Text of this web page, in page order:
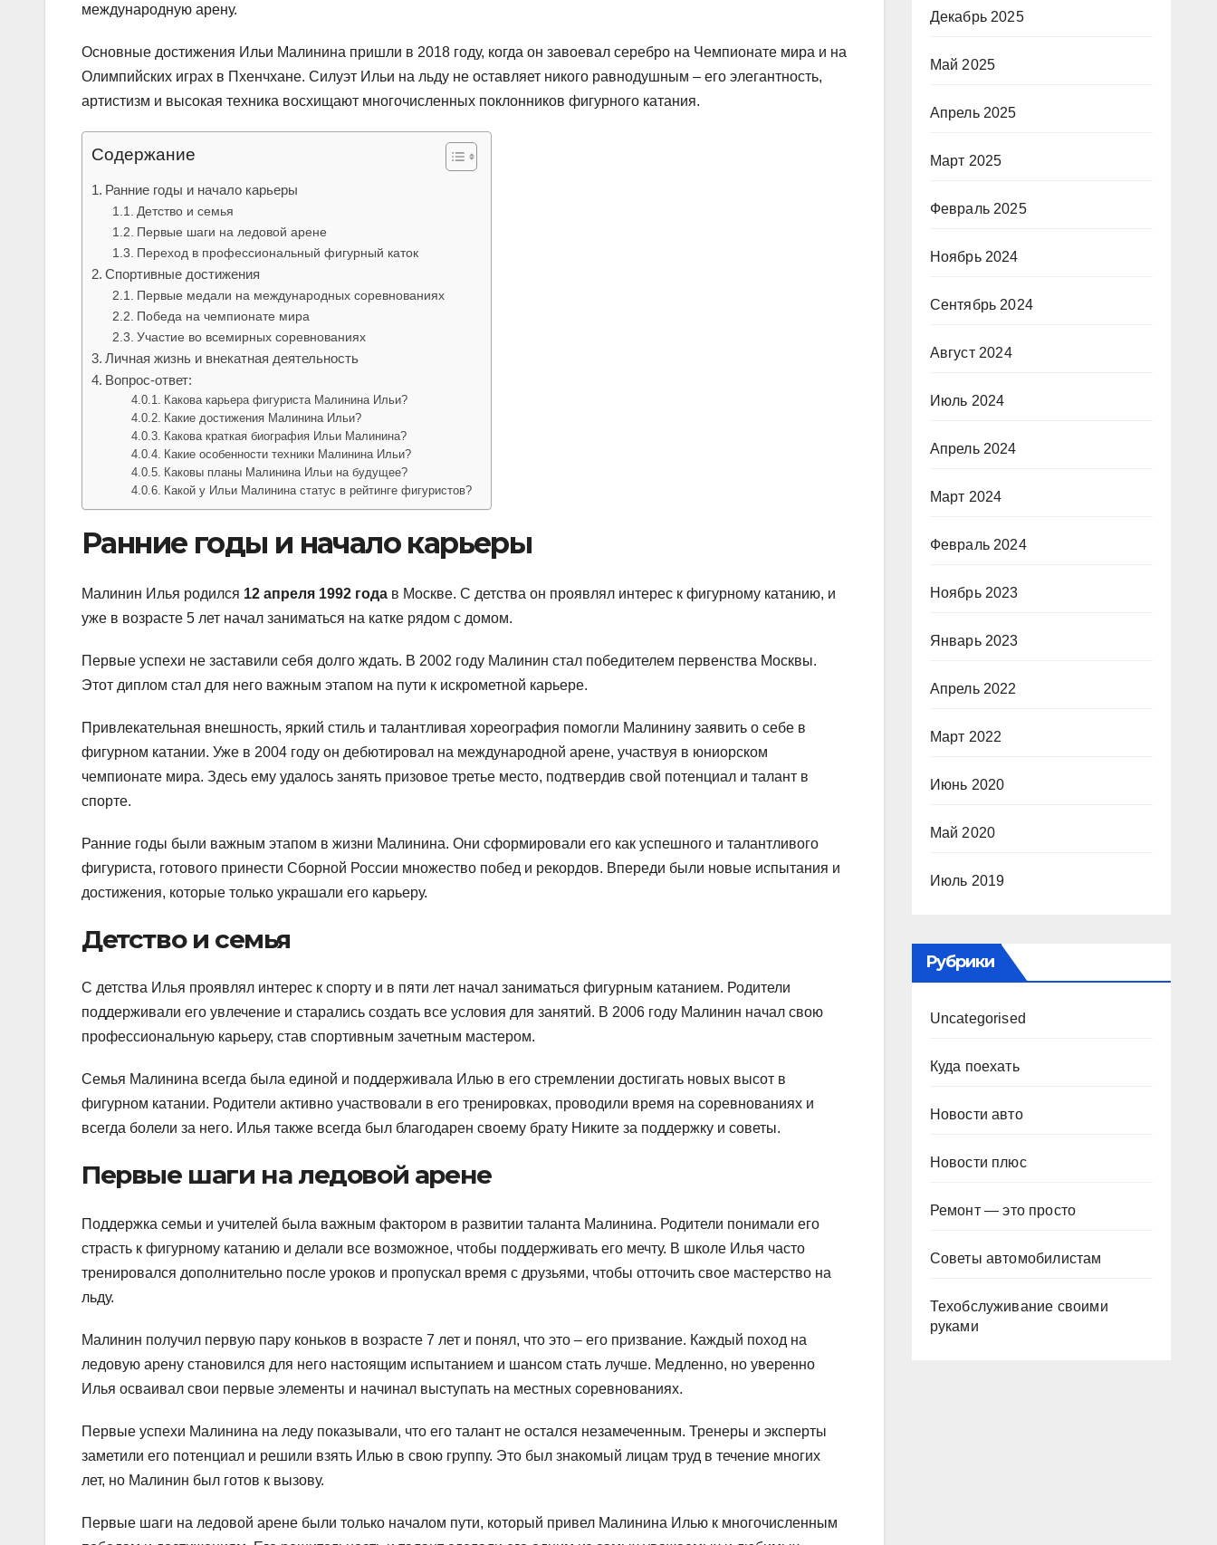
международную арену.
Основные достижения Ильи Малинина пришли в 2018 году, когда он завоевал серебро на Чемпионате мира и на
Олимпийских играх в Пхенчхане. Силуэт Ильи на льду не оставляет никого равнодушным – его элегантность,
артистизм и высокая техника восхищают многочисленных поклонников фигурного катания.
Содержание
Ранние годы и начало карьеры
Детство и семья
Первые шаги на ледовой арене
Переход в профессиональный фигурный каток
Спортивные достижения
Первые медали на международных соревнованиях
Победа на чемпионате мира
Участие во всемирных соревнованиях
Личная жизнь и внекатная деятельность
Вопрос-ответ:
Какова карьера фигуриста Малинина Ильи?
Какие достижения Малинина Ильи?
Какова краткая биография Ильи Малинина?
Какие особенности техники Малинина Ильи?
Каковы планы Малинина Ильи на будущее?
Какой у Ильи Малинина статус в рейтинге фигуристов?
Ранние годы и начало карьеры
Малинин Илья родился 12 апреля 1992 года в Москве. С детства он проявлял интерес к фигурному катанию, и
уже в возрасте 5 лет начал заниматься на катке рядом с домом.
Первые успехи не заставили себя долго ждать. В 2002 году Малинин стал победителем первенства Москвы.
Этот диплом стал для него важным этапом на пути к искрометной карьере.
Привлекательная внешность, яркий стиль и талантливая хореография помогли Малинину заявить о себе в
фигурном катании. Уже в 2004 году он дебютировал на международной арене, участвуя в юниорском
чемпионате мира. Здесь ему удалось занять призовое третье место, подтвердив свой потенциал и талант в
спорте.
Ранние годы были важным этапом в жизни Малинина. Они сформировали его как успешного и талантливого
фигуриста, готового принести Сборной России множество побед и рекордов. Впереди были новые испытания и
достижения, которые только украшали его карьеру.
Детство и семья
С детства Илья проявлял интерес к спорту и в пяти лет начал заниматься фигурным катанием. Родители
поддерживали его увлечение и старались создать все условия для занятий. В 2006 году Малинин начал свою
профессиональную карьеру, став спортивным зачетным мастером.
Семья Малинина всегда была единой и поддерживала Илью в его стремлении достигать новых высот в
фигурном катании. Родители активно участвовали в его тренировках, проводили время на соревнованиях и
всегда болели за него. Илья также всегда был благодарен своему брату Никите за поддержку и советы.
Первые шаги на ледовой арене
Поддержка семьи и учителей была важным фактором в развитии таланта Малинина. Родители понимали его
страсть к фигурному катанию и делали все возможное, чтобы поддерживать его мечту. В школе Илья часто
тренировался дополнительно после уроков и пропускал время с друзьями, чтобы отточить свое мастерство на
льду.
Малинин получил первую пару коньков в возрасте 7 лет и понял, что это – его призвание. Каждый поход на
ледовую арену становился для него настоящим испытанием и шансом стать лучше. Медленно, но уверенно
Илья осваивал свои первые элементы и начинал выступать на местных соревнованиях.
Первые успехи Малинина на леду показывали, что его талант не остался незамеченным. Тренеры и эксперты
заметили его потенциал и решили взять Илью в свою группу. Это был знакомый лицам труд в течение многих
лет, но Малинин был готов к вызову.
Первые шаги на ледовой арене были только началом пути, который привел Малинина Илью к многочисленным
Декабрь 2025
Май 2025
Апрель 2025
Март 2025
Февраль 2025
Ноябрь 2024
Сентябрь 2024
Август 2024
Июль 2024
Апрель 2024
Март 2024
Февраль 2024
Ноябрь 2023
Январь 2023
Апрель 2022
Март 2022
Июнь 2020
Май 2020
Июль 2019
Рубрики
Uncategorised
Куда поехать
Новости авто
Новости плюс
Ремонт — это просто
Советы автомобилистам
Техобслуживание своими
руками